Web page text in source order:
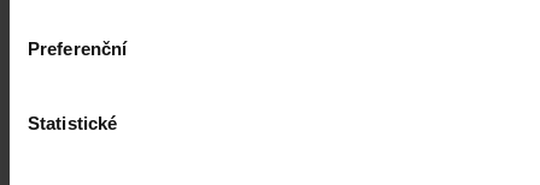
Preferenční
Statistické